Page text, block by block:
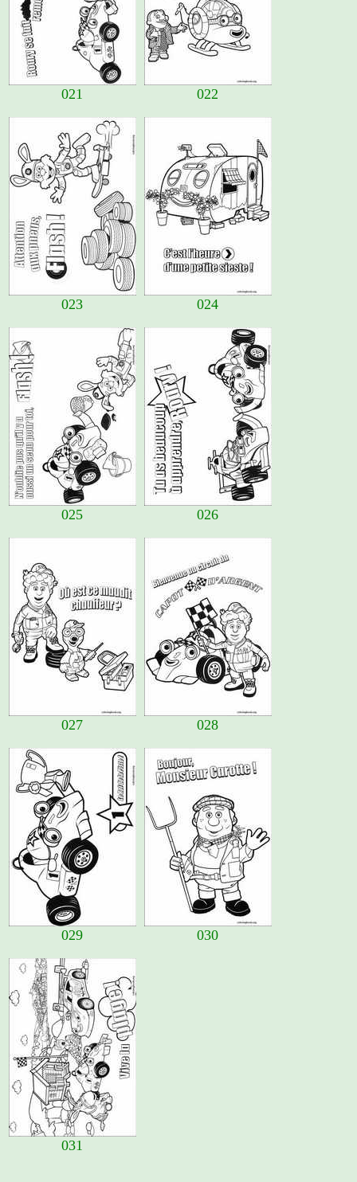
021 022
023 024
025 026
027 028
029 030
031